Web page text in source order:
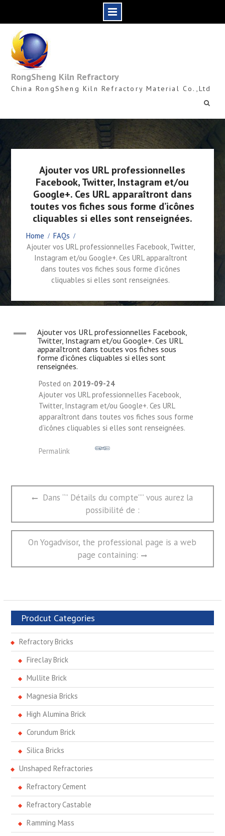
content
RongSheng Kiln Refractory
China RongSheng Kiln Refractory Material Co.,Ltd
Ajouter vos URL professionnelles
Facebook, Twitter, Instagram et/ou
Google+. Ces URL apparaîtront dans
toutes vos fiches sous forme d’icônes
cliquables si elles sont renseignées.
Home
FAQs
Ajouter vos URL professionnelles Facebook, Twitter,
Instagram et/ou Google+. Ces URL apparaîtront
dans toutes vos fiches sous forme d’icônes
cliquables si elles sont renseignées.
A
Ajouter vos URL professionnelles Facebook,
Twitter, Instagram et/ou Google+. Ces URL
apparaîtront dans toutes vos fiches sous
forme d’icônes cliquables si elles sont
renseignées.
Posted on 2019-09-24
Ajouter vos URL professionnelles Facebook,
Twitter, Instagram et/ou Google+. Ces URL
apparaîtront dans toutes vos fiches sous forme
d’icônes cliquables si elles sont renseignées.
Permalink
文
航
Previous
Dans “” Détails du compte”” vous aurez la
possibilité de :
Next
On Yogadvisor, the professional page is a web
page containing:
Prodcut Categories
Refractory Bricks
Fireclay Brick
Mullite Brick
Magnesia Bricks
High Alumina Brick
Corundum Brick
Silica Bricks
Unshaped Refractories
Refractory Cement
Refractory Castable
Ramming Mass